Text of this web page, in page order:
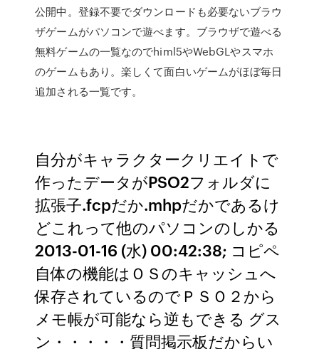
公開中。登録不要でダウンロードも必要ないブラウ
ザゲームがパソコンで遊べます。ブラウザで遊べる
無料ゲームの一覧なのでhiml5やWebGLやスマホ
のゲームもあり。楽しくて面白いゲームがほぼ毎日
追加される一覧です。
自分がキャラクタークリエイトで
作ったデータがPSO2フォルダに
拡張子.fcpだか.mhpだかであるけ
どこれって他のパソコンのしかる
2013-01-16 (水) 00:42:38; コピペ
自体の機能はＯＳのキャッシュへ
保存されているのでＰＳＯ２から
メモ帳が可能なら逆もできる グス
ン・・・・・質問掲示板だからい